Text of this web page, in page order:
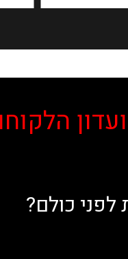
כולם?